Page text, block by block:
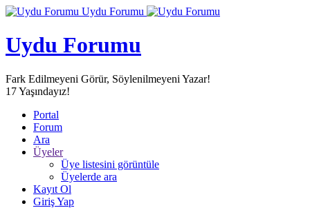
Uydu Forumu
Uydu Forumu
Fark Edilmeyeni Görür, Söylenilmeyeni Yazar!
17Yaşındayız!
Portal
Forum
Ara
Üyeler
Üye listesini görüntüle
Üyelerde ara
Kayıt Ol
Giriş Yap